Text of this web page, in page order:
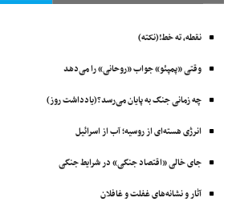
نقطه، ته خط!(نکته)
وقتی «پمپئو» جواب «روحانی» را می‌دهد
چه زمانی جنگ به پایان می‌رسد؟(یادداشت روز)
انرژی هسته‌ای از روسیه؛ آب از اسرائیل
جای خالی «اقتصاد جنگی» در شرایط جنگی
آثار و نشانه‌های غفلت و غافلان